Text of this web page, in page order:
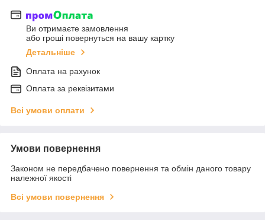
Ви отримаєте замовлення
або гроші повернуться на вашу картку
Детальніше
Оплата на рахунок
Оплата за реквізитами
Всі умови оплати
Умови повернення
Законом не передбачено повернення та обмін даного товару
належної якості
Всі умови повернення